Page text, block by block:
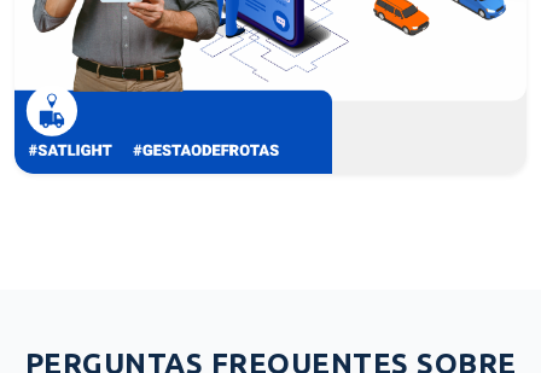
PERGUNTAS FREQUENTES SOBRE